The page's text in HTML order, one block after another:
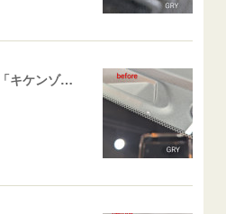
飛び石ひび割れ 施工例「キケンゾーン範囲・ストレートブレイク」フェアレディＺ